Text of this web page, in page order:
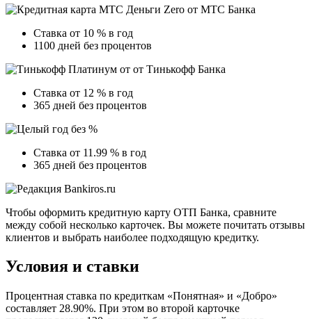
Ставка от 10 % в год
1100 дней без процентов
Ставка от 12 % в год
365 дней без процентов
Ставка от 11.99 % в год
365 дней без процентов
Чтобы оформить кредитную карту ОТП Банка, сравните
между собой несколько карточек. Вы можете почитать отзывы
клиентов и выбрать наиболее подходящую кредитку.
Условия и ставки
Процентная ставка по кредиткам «Понятная» и «Добро»
составляет 28.90%. При этом во второй карточке